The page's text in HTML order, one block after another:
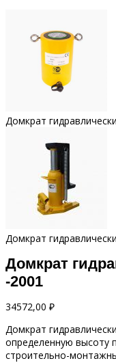
Домкрат
Домкрат
Домкрат
-2001
34572,00 ₽
Домкрат
определенную высоту
строительно-